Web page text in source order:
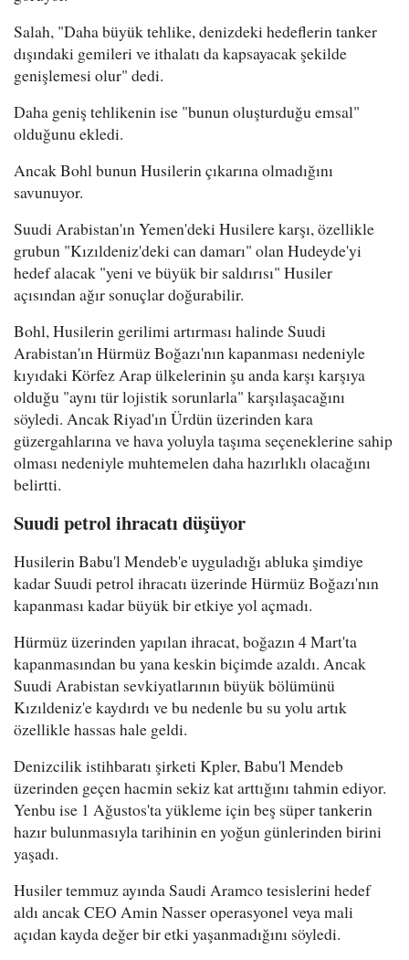
Salah, "Daha büyük tehlike, denizdeki hedeflerin tanker
dışındaki gemileri ve ithalatı da kapsayacak şekilde
genişlemesi olur" dedi.
Daha geniş tehlikenin ise "bunun oluşturduğu emsal"
olduğunu ekledi.
Ancak Bohl bunun Husilerin çıkarına olmadığını
savunuyor.
Suudi Arabistan'ın Yemen'deki Husilere karşı, özellikle
grubun "Kızıldeniz'deki can damarı" olan Hudeyde'yi
hedef alacak "yeni ve büyük bir saldırısı" Husiler
açısından ağır sonuçlar doğurabilir.
Bohl, Husilerin gerilimi artırması halinde Suudi
Arabistan'ın Hürmüz Boğazı'nın kapanması nedeniyle
kıyıdaki Körfez Arap ülkelerinin şu anda karşı karşıya
olduğu "aynı tür lojistik sorunlarla" karşılaşacağını
söyledi. Ancak Riyad'ın Ürdün üzerinden kara
güzergahlarına ve hava yoluyla taşıma seçeneklerine sahip
olması nedeniyle muhtemelen daha hazırlıklı olacağını
belirtti.
Suudi petrol ihracatı düşüyor
Husilerin Babu'l Mendeb'e uyguladığı abluka şimdiye
kadar Suudi petrol ihracatı üzerinde Hürmüz Boğazı'nın
kapanması kadar büyük bir etkiye yol açmadı.
Hürmüz üzerinden yapılan ihracat, boğazın 4 Mart'ta
kapanmasından bu yana keskin biçimde azaldı. Ancak
Suudi Arabistan sevkiyatlarının büyük bölümünü
Kızıldeniz'e kaydırdı ve bu nedenle bu su yolu artık
özellikle hassas hale geldi.
Denizcilik istihbaratı şirketi Kpler, Babu'l Mendeb
üzerinden geçen hacmin sekiz kat arttığını tahmin ediyor.
Yenbu ise 1 Ağustos'ta yükleme için beş süper tankerin
hazır bulunmasıyla tarihinin en yoğun günlerinden birini
yaşadı.
Husiler temmuz ayında Saudi Aramco tesislerini hedef
aldı ancak CEO Amin Nasser operasyonel veya mali
açıdan kayda değer bir etki yaşanmadığını söyledi.